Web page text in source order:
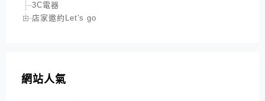
3C電器
店家邀約Let's go
網站人氣